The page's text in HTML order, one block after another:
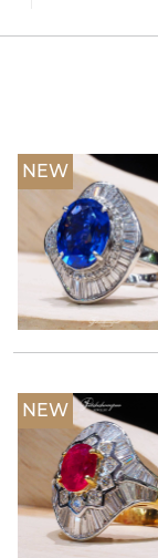
NEW
NEW